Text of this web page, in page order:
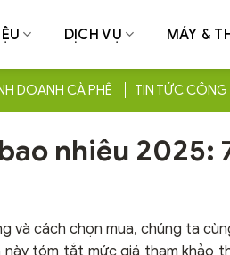
DỊCH VỤ MÁY &
DOANH CÀ PHÊ TIN TỨC CÔNG
nhiêu 2025:
và cách chọn mua, chúng ta
này tóm tắt mức giá tham khảo